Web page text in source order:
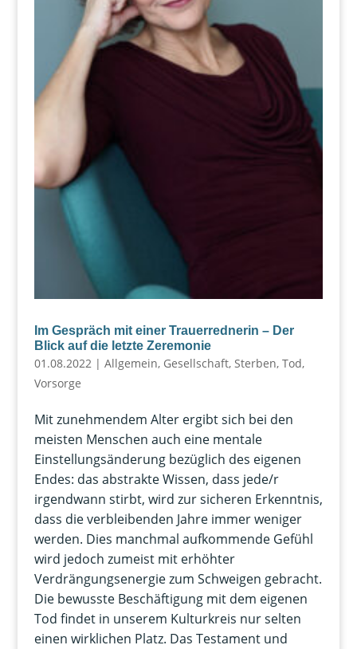
Im Gespräch mit einer Trauerrednerin – Der
Blick auf die letzte Zeremonie
01.08.2022| Allgemein, Gesellschaft, Sterben, Tod,
Vorsorge
Mit zunehmendem Alter ergibt sich bei den
meisten Menschen auch eine mentale
Einstellungsänderung bezüglich des eigenen
Endes: das abstrakte Wissen, dass jede/r
irgendwann stirbt, wird zur sicheren Erkenntnis,
dass die verbleibenden Jahre immer weniger
werden. Dies manchmal aufkommende Gefühl
wird jedoch zumeist mit erhöhter
Verdrängungsenergie zum Schweigen gebracht.
Die bewusste Beschäftigung mit dem eigenen
Tod findet in unserem Kulturkreis nur selten
einen wirklichen Platz. Das Testament und